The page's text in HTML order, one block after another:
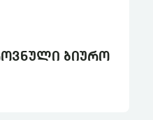
ბიურო